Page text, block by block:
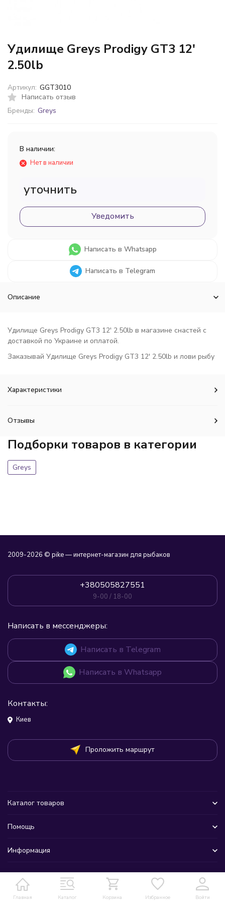
Удилище Greys Prodigy GT3 12'
2.50lb
Написать отзыв
Бренды: Greys
Артикул: GGT3010
В наличии:
Нет в наличии
уточнить
Уведомить
Написать в Whatsapp
Написать в Telegram
Описание
Удилище Greys Prodigy GT3 12' 2.50lb в магазине снастей с
доставкой по Украине и оплатой.
Заказывай Удилище Greys Prodigy GT3 12' 2.50lb и лови рыбу
Характеристики
Отзывы
Подборки товаров в категории
Greys
Главная Каталог Корзина Избранное Войти
2009-2026 © pike — интернет-магазин для рыбаков
+380505827551
9-00 / 18-00
Написать в мессенджеры:
Написать в Telegram
Написать в Whatsapp
Контакты:
Киев
Проложить маршрут
Каталог товаров
Помощь
Информация